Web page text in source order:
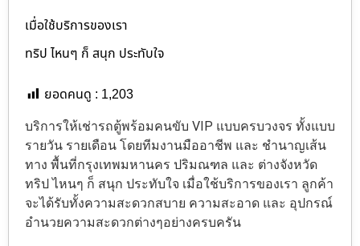
เมื่อใช้บริการของเรา
ทริป ไหนๆ ก็ สนุก ประทับใจ
ยอดคนดู : 1,203
บริการให้เช่ารถตู้พร้อมคนขับ VIP แบบครบวงจร ทั้งแบบ
รายวัน รายเดือน โดยทีมงานมืออาชีพ และ ชำนาญเส้น
ทาง พื้นที่กรุงเทพมหานคร ปริมณฑล และ ต่างจังหวัด
ทริป ไหนๆ ก็ สนุก ประทับใจ เมื่อใช้บริการของเรา ลูกค้า
จะได้รับทั้งความสะดวกสบาย ความสะอาด และ อุปกรณ์
อำนวยความสะดวกต่างๆอย่างครบครัน